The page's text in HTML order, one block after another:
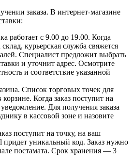
заказа. В интернет-магазине
работает с 9.00 до 19.00. Когда
курьерская служба свяжется
Специалист предложит выбрать
и уточнит адрес. Осмотрите
и соответствие указанной
Список торговых точек для
Когда заказ поступит на
Для получения заказа
в кассовой зоне и назовите
поступит на точку, на ваш
придет уникальный код. Заказ нужно
постамата. Срок хранения — 3